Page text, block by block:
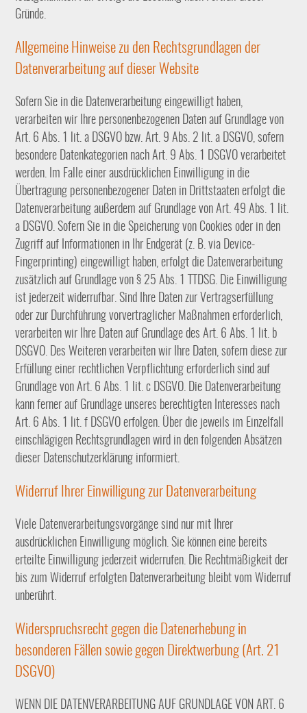
Gründe.
Allgemeine Hinweise zu den Rechtsgrundlagen der
Datenverarbeitung auf dieser Website
Sofern Sie in die Datenverarbeitung eingewilligt haben,
verarbeiten wir Ihre personenbezogenen Daten auf Grundlage von
Art. 6 Abs. 1 lit. a DSGVO bzw. Art. 9 Abs. 2 lit. a DSGVO, sofern
besondere Datenkategorien nach Art. 9 Abs. 1 DSGVO verarbeitet
werden. Im Falle einer ausdrücklichen Einwilligung in die
Übertragung personenbezogener Daten in Drittstaaten erfolgt die
Datenverarbeitung außerdem auf Grundlage von Art. 49 Abs. 1 lit.
a DSGVO. Sofern Sie in die Speicherung von Cookies oder in den
Zugriff auf Informationen in Ihr Endgerät (z. B. via Device-
Fingerprinting) eingewilligt haben, erfolgt die Datenverarbeitung
zusätzlich auf Grundlage von § 25 Abs. 1 TTDSG. Die Einwilligung
ist jederzeit widerrufbar. Sind Ihre Daten zur Vertragserfüllung
oder zur Durchführung vorvertraglicher Maßnahmen erforderlich,
verarbeiten wir Ihre Daten auf Grundlage des Art. 6 Abs. 1 lit. b
DSGVO. Des Weiteren verarbeiten wir Ihre Daten, sofern diese zur
Erfüllung einer rechtlichen Verpflichtung erforderlich sind auf
Grundlage von Art. 6 Abs. 1 lit. c DSGVO. Die Datenverarbeitung
kann ferner auf Grundlage unseres berechtigten Interesses nach
Art. 6 Abs. 1 lit. f DSGVO erfolgen. Über die jeweils im Einzelfall
einschlägigen Rechtsgrundlagen wird in den folgenden Absätzen
dieser Datenschutzerklärung informiert.
Widerruf Ihrer Einwilligung zur Datenverarbeitung
Viele Datenverarbeitungsvorgänge sind nur mit Ihrer
ausdrücklichen Einwilligung möglich. Sie können eine bereits
erteilte Einwilligung jederzeit widerrufen. Die Rechtmäßigkeit der
bis zum Widerruf erfolgten Datenverarbeitung bleibt vom Widerruf
unberührt.
Widerspruchsrecht gegen die Datenerhebung in
besonderen Fällen sowie gegen Direktwerbung (Art. 21
DSGVO)
WENN DIE DATENVERARBEITUNG AUF GRUNDLAGE VON ART. 6